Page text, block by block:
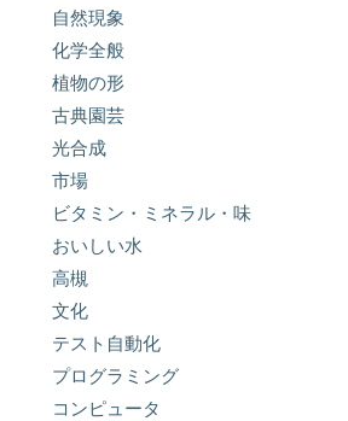
自然現象
化学全般
植物の形
古典園芸
光合成
市場
ビタミン・ミネラル・味
おいしい水
高槻
文化
テスト自動化
プログラミング
コンピュータ